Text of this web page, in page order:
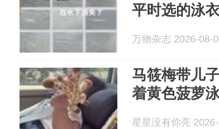
平时选的泳
万物杂志 2026-08-
马筱梅带儿
着黄色菠萝
星星没有你亮